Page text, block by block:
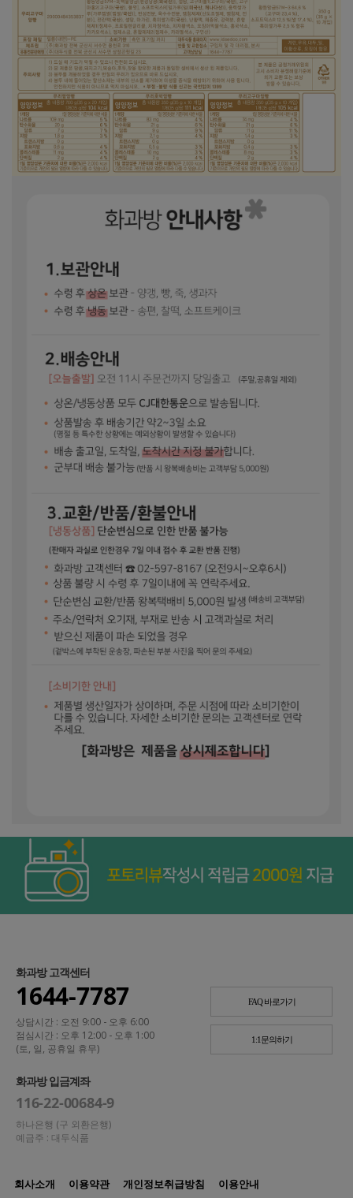
화과방 고객센터
1644-7787
상담시간 : 오전 9:00 - 오후 6:00
점심시간 : 오후 12:00 - 오후 1:00
(토, 일, 공휴일 휴무)
FAQ 바로가기
1:1문의하기
화과방 입금계좌
116-22-00684-9
하나은행 (구 외환은행)
예금주 : 대두식품
회사소개 이용약관 개인정보취급방침 이용안내